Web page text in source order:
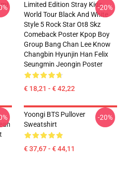
Limited Edition Stray Kids
World Tour Black And White
Style 5 Rock Star Ot8 Skz
Comeback Poster Kpop Boy
Group Bang Chan Lee Know
Changbin Hyunjin Han Felix
Seungmin Jeongin Poster
€ 18,21 - € 42,22
-20%
Yoongi BTS Pullover
Sweatshirt
€ 37,67 - € 44,11
-20%